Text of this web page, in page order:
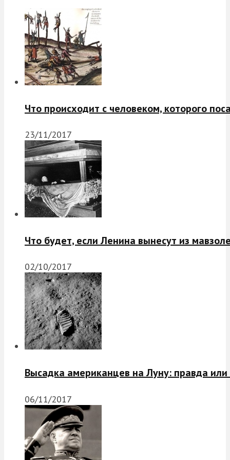
Что происходит с человеком, которого
23/11/2017
Что будет, если Ленина вынесут из
02/10/2017
Высадка американцев на Луну: правда
06/11/2017